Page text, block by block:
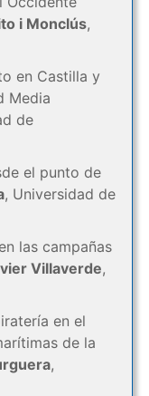
i Monclús,
en Castilla y
Media
de
el punto de
, Universidad de
las campañas
Villaverde,
en el
de la
,